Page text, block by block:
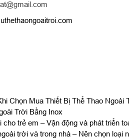
Chọn Mua Thiết Bị Thể Thao Ngoài
Trời Bằng Inox
cho trẻ em – Vận động và phát triển
trời và trong nhà – Nên chọn loại